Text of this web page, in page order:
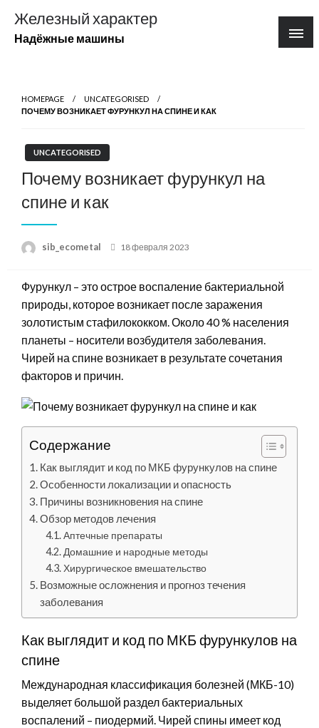
содержимому
Железный характер
Надёжные машины
HOMEPAGE
UNCATEGORISED
ПОЧЕМУ ВОЗНИКАЕТ ФУРУНКУЛ НА СПИНЕ И КАК
UNCATEGORISED
Почему возникает фурункул на
спине и как
sib_ecometal
Posted
18 февраля 2023
Фурункул – это острое воспаление бактериальной
природы, которое возникает после заражения
золотистым стафилококком. Около 40 % населения
планеты – носители возбудителя заболевания.
Чирей на спине возникает в результате сочетания
факторов и причин.
Содержание
Как выглядит и код по МКБ фурункулов на спине
Особенности локализации и опасность
Причины возникновения на спине
Обзор методов лечения
Аптечные препараты
Домашние и народные методы
Хирургическое вмешательство
Возможные осложнения и прогноз течения
заболевания
Как выглядит и код по МКБ фурункулов на
спине
Международная классификация болезней (МКБ-10)
выделяет большой раздел бактериальных
воспалений – пиодермий. Чирей спины имеет код